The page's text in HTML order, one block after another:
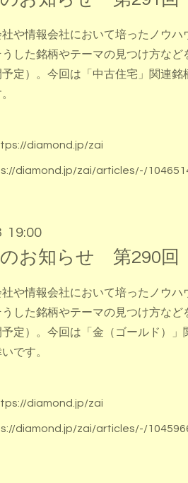
や情報会社において培ったノウ
した銘柄やテーマの見つけ方な
定）。今回は「中古住宅」関連
diamond.jp/zai
diamond.jp/zai/articles/-/
19:00
お知らせ 第290回
や情報会社において培ったノウ
した銘柄やテーマの見つけ方な
定）。今回は「金（ゴールド）
です。
diamond.jp/zai
diamond.jp/zai/articles/-/